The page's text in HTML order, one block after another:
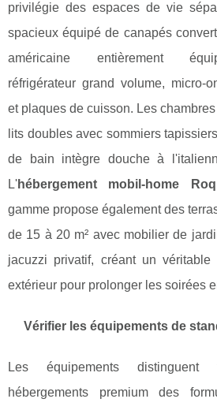
privilégie des espaces de vie
spacieux équipé de canapés
américaine entièrement
réfrigérateur grand volume, micro-
et plaques de cuisson. Les
lits doubles avec sommiers
de bain intègre douche à
L'hébergement mobil-home
gamme propose également des
de 15 à 20 m² avec mobilier de
jacuzzi privatif, créant un
extérieur pour prolonger les soirées
Vérifier les équipements de
Les équipements distinguent
hébergements premium des